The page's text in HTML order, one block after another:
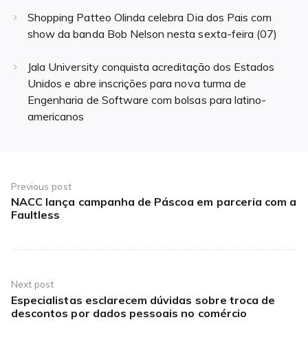
Shopping Patteo Olinda celebra Dia dos Pais com
show da banda Bob Nelson nesta sexta-feira (07)
Jala University conquista acreditação dos Estados
Unidos e abre inscrições para nova turma de
Engenharia de Software com bolsas para latino-
americanos
de
Post
Previous post
Previous
post:
NACC lança campanha de Páscoa em parceria com a
Faultless
Next post
Next
post:
Especialistas esclarecem dúvidas sobre troca de
descontos por dados pessoais no comércio